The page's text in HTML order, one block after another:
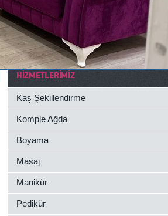
HIZMETLERIMIZ
Kaş Şekillendirme
Komple Ağda
Boyama
Masaj
Manikür
Pedikür